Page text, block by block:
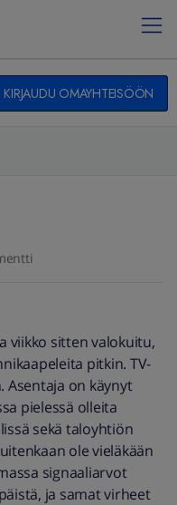
KIRJAUDU OMAYHTEISÖÖN
viikko sitten valokuitu,
pitkin. TV-
Asentaja on käynyt
pielessä olleita
sekä taloyhtiön
ole vieläkään
signaaliarvot
ja samat virheet